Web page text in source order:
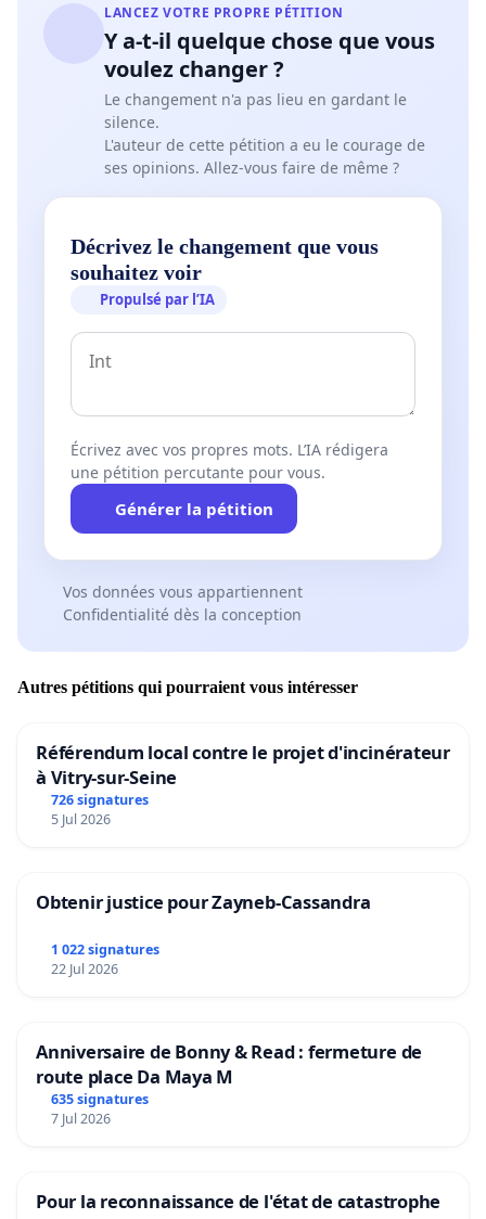
LANCEZ VOTRE PROPRE PÉTITION
Y a-t-il quelque chose que vous
voulez changer ?
Le changement n'a pas lieu en gardant le
silence.
L'auteur de cette pétition a eu le courage de
ses opinions. Allez-vous faire de même ?
Décrivez le changement que vous
souhaitez voir
Propulsé par l’IA
Écrivez avec vos propres mots. L’IA rédigera
une pétition percutante pour vous.
Générer la pétition
Vos données vous appartiennent
Confidentialité dès la conception
Autres pétitions qui pourraient vous intéresser
Référendum local contre le projet d'incinérateur
à Vitry-sur-Seine
726 signatures
5 Jul 2026
Obtenir justice pour Zayneb-Cassandra
1 022 signatures
22 Jul 2026
Anniversaire de Bonny & Read : fermeture de
route place Da Maya M
635 signatures
7 Jul 2026
Pour la reconnaissance de l'état de catastrophe